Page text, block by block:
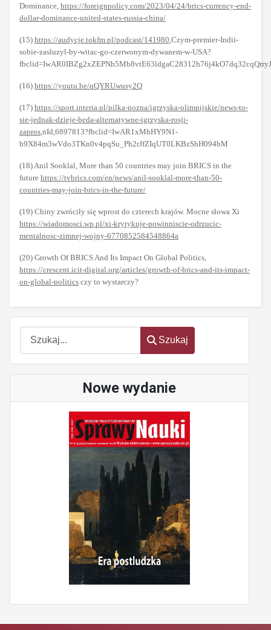
Szukaj
Szukaj
Nowe wydanie
Dominance, https://foreignpolicy.com/2023/04/24/brics-currency-end-
dollar-dominance-united-states-russia-china/
(15) https://audycje.tokfm.pl/podcast/141980 ,Czym-premier-Indii-
sobie-zasluzyl-by-witac-go-czerwonym-dywanem-w-USA?
(16) https://youtu.be/qQYRUwusy2Q
(17) https://sport.interia.pl/pilka-nozna/igrzyska-olimpijskie/news-to-
sie-jednak-dzieje-beda-alternatywne-igrzyska-rosji-
zapros ,nId,6897813?fbclid=IwAR1xMhHY9N1-
b9X84m3wVdo3TKn0v4pqSu_Ph2rJfZIqUT0LKBzShH094bM
(18) Anil Sooklal, More than 50 countries may join BRICS in the
future https://tvbrics.com/en/news/anil-sooklal-more-than-50-
countries-may-join-brics-in-the-future/
(19) Chiny zwróciły się wprost do czterech krajów. Mocne słowa Xi
https://wiadomosci.wp.pl/xi-krytykuje-powinniscie-odrzucic-
mentalnosc-zimnej-wojny-6770852584548864a
(20) Growth Of BRICS And Its Impact On Global Politics,
https://crescent.icit-digital.org/articles/growth-of-brics-and-its-impact-
on-global-politics czy to wystarczy?